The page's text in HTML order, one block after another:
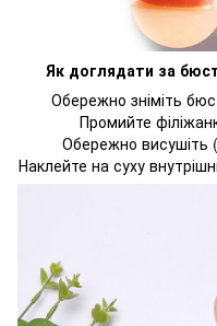
Як доглядати за
Обережно зніміть
Промийте
Обережно висушіть
Наклейте на суху